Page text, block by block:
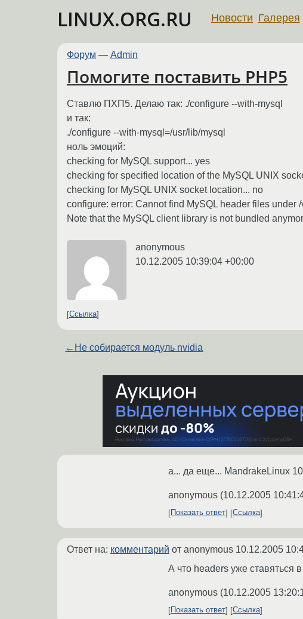
LINUX.ORG.RU Новости Галерея
Форум — Admin
Помогите поставить PHP5
Ставлю ПХП5. Делаю так: ./configure --with-mysql
и так:
./configure --with-mysql=/usr/lib/mysql
ноль эмоций:
checking for MySQL support... yes
checking for specified location of the MySQL UNIX
checking for MySQL UNIX socket location... no
configure: error: Cannot find MySQL header files under
Note that the MySQL client library is not bundled
anonymous
10.12.2005 10:39:04 +00:00
Ссылка
← Не собирается модуль nvidia
а... да еще... MandrakeLinux
anonymous (10.12.2005
Показать ответ Ссылка
Ответ на: комментарий от anonymous 10.12.2005
А что headers уже ставяться
anonymous (10.12.2005
Показать ответ Ссылка